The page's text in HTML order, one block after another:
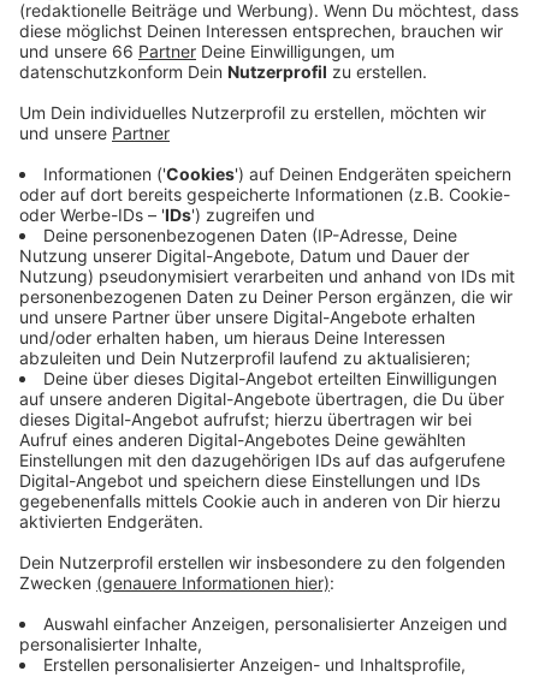
in Höhe von rund drei Millionen Euro bewilligen, die
die Stadt überplanmäßig ausgeben musste.
Veröffentlicht:Freitag, 20.01.2023 18:59
Unter die Corona-Kosten fallen Ausgaben für das
Impfzentrum, das Testangebot an der Mitsubishi
Electric Halle, aber auch für die Kontaktpersonen-
Nachverfolgung und die Corona-Hotline. Einen Großteil
des Geldes bekommt die Stadt erstattet. Das Land
und die Kassenärztliche Vereinigung überweisen gut
zehn Millionen Euro.
Anzeige
Anzeige
Wegen Gewerbesteuern: Corona reißt schon im Jahr